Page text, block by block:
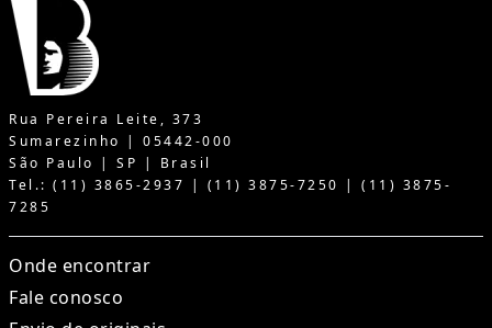
Rua Pereira Leite, 373
Sumarezinho | 05442-000
São Paulo | SP | Brasil
Tel.: (11) 3865-2937 | (11) 3875-7250 | (11) 3875-
7285
Onde encontrar
Fale conosco